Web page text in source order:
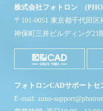
株式会社フォトロン
〒101-0051 東京都千代田
神保町三井ビルディング21
フォトロンCADサポートセ
E-mail: zuno-